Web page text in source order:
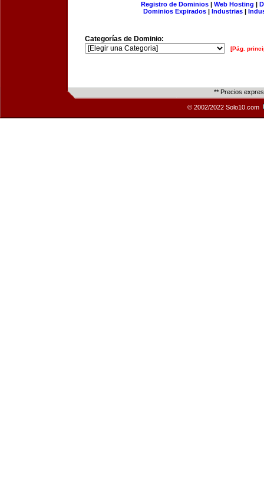
Registro de Dominios| Web Hosting |
Dominios Expirados | Industrias |
Categorías de Dominio:
[Pág.
** Precios
© 2002/2022 Solo10.com